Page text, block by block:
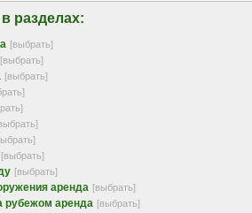
разделах:
[выбрать]
[выбрать]
[выбрать]
[выбрать]
[выбрать]
аренда [выбрать]
рубежом аренда [выбрать]